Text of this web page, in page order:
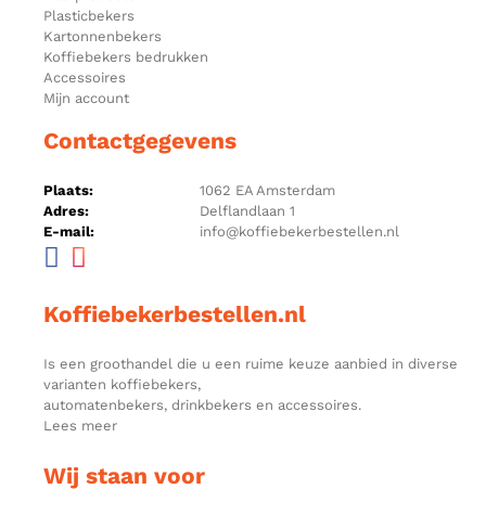
Plasticbekers
Kartonnenbekers
Koffiebekers bedrukken
Accessoires
Mijn account
Contactgegevens
Plaats:
1062 EA Amsterdam
Adres:
Delflandlaan 1
E-mail:
info@koffiebekerbestellen.nl
Koffiebekerbestellen.nl
Is een groothandel die u een ruime keuze aanbied in diverse
varianten koffiebekers,
automatenbekers, drinkbekers en accessoires.
Lees meer
Wij staan voor